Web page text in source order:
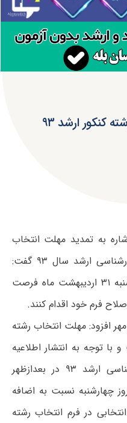
کنکور ارشد ۹۳
به تمدید مهلت انتخاب
رشته داوطلبان مجاز در کنکور کارشناسی ارشد سال ۹۳ گفت:
داوطلبان تا ساعت ۲۴ روز چهارشنبه ۳۱ اردیبهشت ماه فرصت
فرم خود اقدام کنند.
افزود: مهلت انتخاب رشته
توجه به انتشار اطلاعیه
اصلاحات و تغییرات کنکور کارشناسی ارشد ۹۳ در بعدازظهر
چهارشنبه نسبت به اضافه
در فرم انتخاب رشته